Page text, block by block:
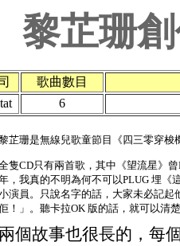
黎芷珊
歌曲數目
6
芷珊是無線兒歌童節目《四三零穿梭
隻CD只有兩首歌，其中《望流星》
，我真的不明為何不可以PLUG 埋《
演員。只說名字的話，大家未必記
！」。聽卡拉OK 版的話，就可以清
兩個故事也很長的，每